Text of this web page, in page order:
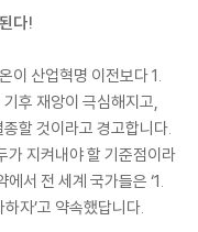
다!
이 산업혁명 이전보다 1.
후 재앙이 극심해지고,
할 것이라고 경고합니다.
지켜내야 할 기준점이라
서 전 세계 국가들은 ‘1.
자’고 약속했답니다.